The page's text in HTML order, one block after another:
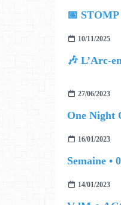
📅
10/11/2025
🎶 L’Arc-
27/06/2023
One Night
16/01/2023
Semaine •
14/01/2023